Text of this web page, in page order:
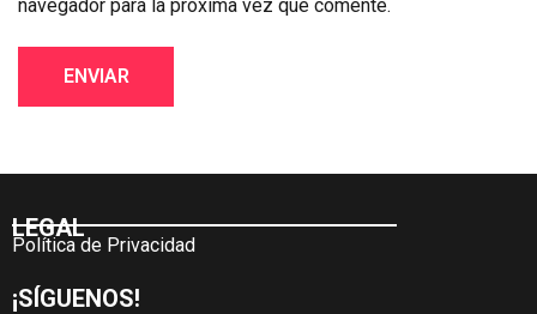
navegador para la próxima vez que comente.
LEGAL
Política de Privacidad
¡SÍGUENOS!